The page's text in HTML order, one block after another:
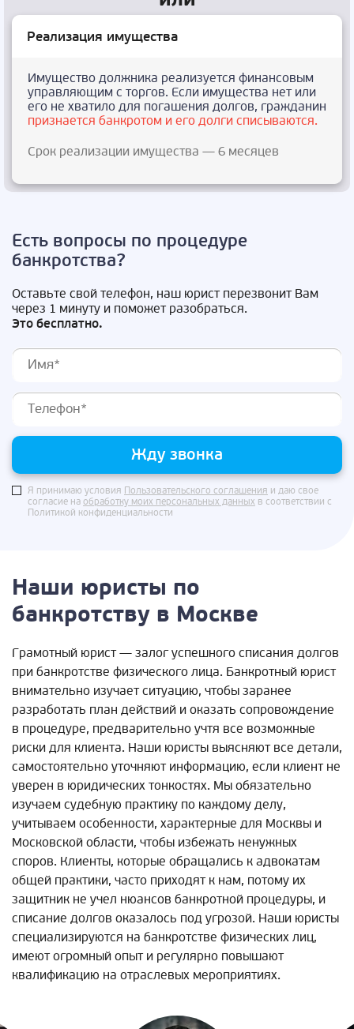
Реализация имущества
Имущество должника реализуется финансовым
управляющим с торгов. Если имущества нет или
его не хватило для погашения долгов, гражданин
признается банкротом и его долги списываются.
Срок реализации имущества — 6 месяцев
Есть вопросы по процедуре
банкротства?
Оставьте свой телефон, наш юрист перезвонит Вам
через 1 минуту и поможет разобраться.
Это бесплатно.
Жду звонка
Я принимаю условия Пользовательского соглашения и даю свое
согласие на обработку моих персональных данных в соответствии с
Политикой конфиденциальности
Наши юристы по
банкротству в Москве
Грамотный юрист — залог успешного списания долгов
при банкротстве физического лица. Банкротный юрист
внимательно изучает ситуацию, чтобы заранее
разработать план действий и оказать сопровождение
в процедуре, предварительно учтя все возможные
риски для клиента. Наши юристы выясняют все детали,
самостоятельно уточняют информацию, если клиент не
уверен в юридических тонкостях. Мы обязательно
изучаем судебную практику по каждому делу,
учитываем особенности, характерные для Москвы и
Московской области, чтобы избежать ненужных
споров. Клиенты, которые обращались к адвокатам
общей практики, часто приходят к нам, потому их
защитник не учел нюансов банкротной процедуры, и
списание долгов оказалось под угрозой. Наши юристы
специализируются на банкротстве физических лиц,
имеют огромный опыт и регулярно повышают
квалификацию на отраслевых мероприятиях.